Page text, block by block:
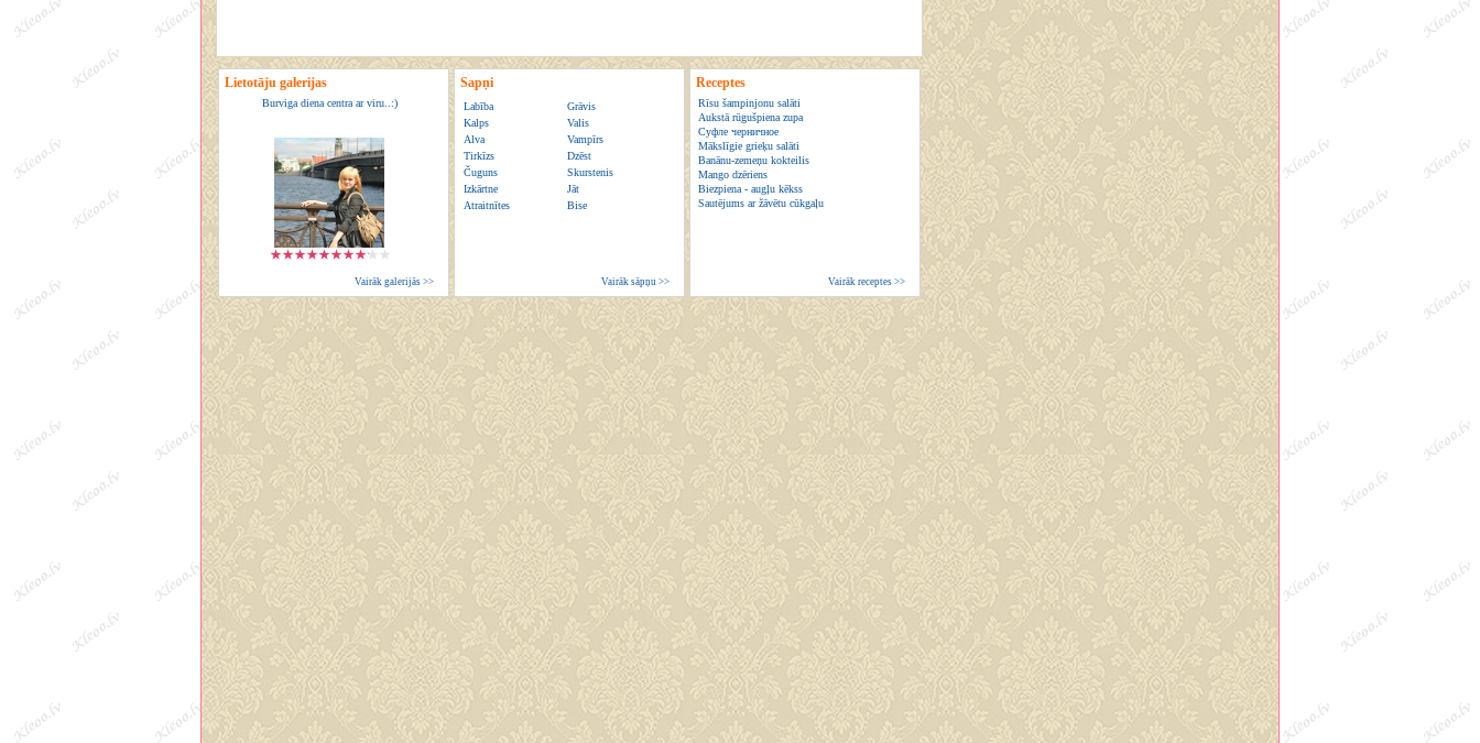
Lietotāju galerijas
Burviga diena centra ar viru..:)
Vairāk galerijās >>
Sapņi
Labība
Grāvis
Kalps
Valis
Alva
Vampīrs
Tirkīzs
Dzēst
Čuguns
Skurstenis
Izkārtne
Jāt
Atraitnītes
Bise
Vairāk sāpņu >>
Receptes
Rīsu šampinjonu salāti
Aukstā rūgušpiena zupa
Суфле черничное
Mākslīgie grieķu salāti
Banānu-zemeņu kokteilis
Mango dzēriens
Biezpiena - augļu kēkss
Sautējums ar žāvētu cūkgaļu
Vairāk receptes >>